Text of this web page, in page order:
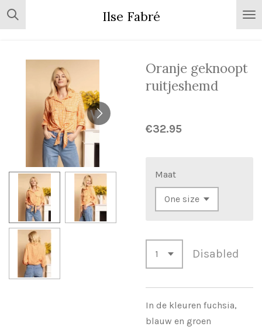
Skip
to
content
Ilse Fabré
Oranje geknoopt
ruitjeshemd
€32.95
Maat
Disabled
In de kleuren fuchsia,
blauw en groen